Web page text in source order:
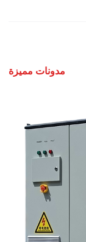
مدونات مميزة